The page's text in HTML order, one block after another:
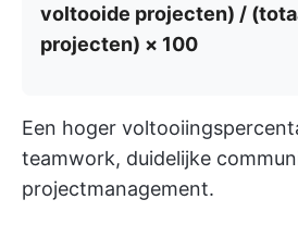
voltooide projecten) /
projecten) × 100
Een hoger
teamwork, duidelijke
projectmanagement.